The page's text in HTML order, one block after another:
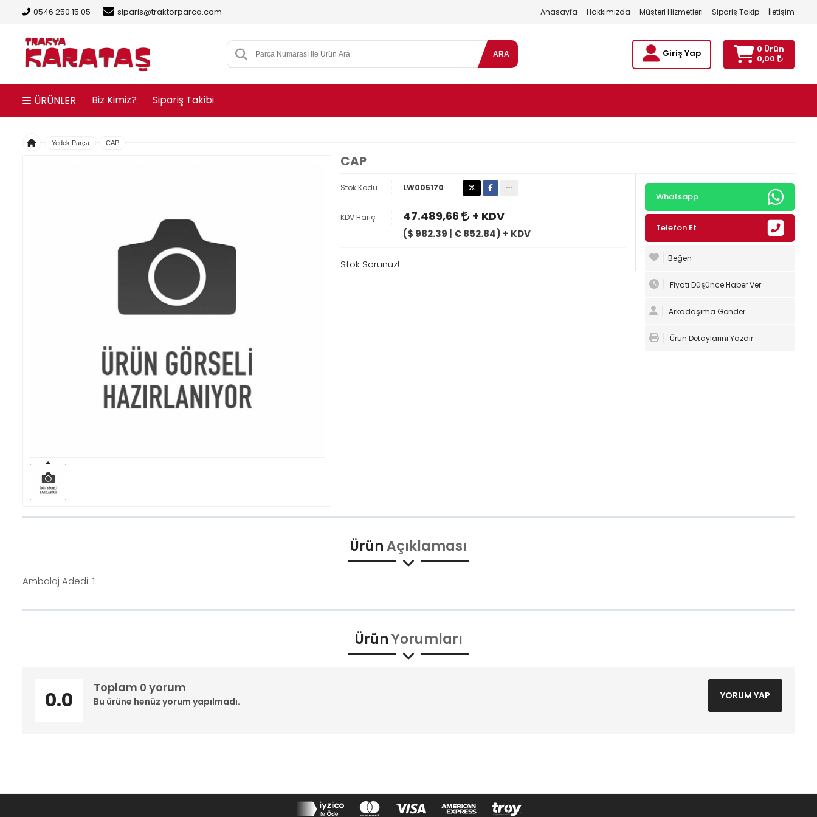
0546 250 15 05 siparis@traktorparca.com Anasayfa Hakkımızda Müşteri Hizmetleri Sipariş Takip İletişim
ARA Giriş Yap
0 Ürün
0,00
ÜRÜNLER Biz Kimiz? Sipariş Takibi
Yedek Parça CAP
CAP
Stok Kodu LW005170
KDV Hariç 47.489,66 + KDV
($ 982.39 | € 852.84) + KDV
Stok Sorunuz!
Whatsapp
Telefon Et
Beğen
Fiyatı Düşünce Haber Ver
Arkadaşıma Gönder
Ürün Detaylarını Yazdır
ÜrünAçıklaması
Ambalaj Adedi: 1
ÜrünYorumları
Toplam 0 yorum
Bu ürüne henüz yorum yapılmadı.
0.0 YORUM YAP